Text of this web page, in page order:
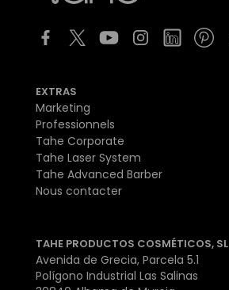
EXTRAS
Marketing
Professionnels
Tahe Corporate
Tahe Laser System
Tahe Advanced Barber
Nous contacter
TAHE PRODUCTOS COSMÉTICOS, SL
Avenida de Grecia, Parcela 5.1
Polígono Industrial Las Salinas